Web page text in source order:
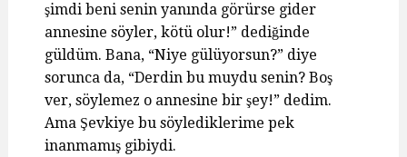
şimdi beni senin yanında görürse gider
annesine söyler, kötü olur!” dediğinde
güldüm. Bana, “Niye gülüyorsun?” diye
sorunca da, “Derdin bu muydu senin? Boş
ver, söylemez o annesine bir şey!” dedim.
Ama Şevkiye bu söylediklerime pek
inanmamış gibiydi.